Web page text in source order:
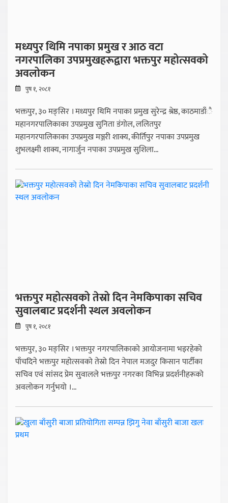
मध्यपुर थिमि नपाका प्रमुख र आठ वटा
नगरपालिका उपप्रमुखहरूद्वारा भक्तपुर महोत्सवको
अवलोकन
पुष १, २०८१
भक्तपुर, ३० मङ्सिर । मध्यपुर थिमि नपाका प्रमुख सुरेन्द्र श्रेष्ठ, काठमाडाँै
महानगरपालिकाका उपप्रमुख सुनिता डंगोल, ललितपुर
महानगरपालिकाका उपप्रमुख मञ्जरी शाक्य, कीर्तिपुर नपाका उपप्रमुख
शुभलक्ष्मी शाक्य, नागार्जुन नपाका उपप्रमुख सुशिला...
भक्तपुर महोत्सवको तेस्रो दिन नेमकिपाका सचिव
सुवालबाट प्रदर्शनी स्थल अवलोकन
पुष १, २०८१
भक्तपुर, ३० मङ्सिर । भक्तपुर नगरपालिकाको आयोजनामा भइरहेको
पाँचदिने भक्तपुर महोत्सवको तेस्रो दिन नेपाल मजदुर किसान पार्टीका
सचिव एवं सांसद प्रेम सुवालले भक्तपुर नगरका विभिन्न प्रदर्शनीहरूको
अवलोकन गर्नुभयो ।...